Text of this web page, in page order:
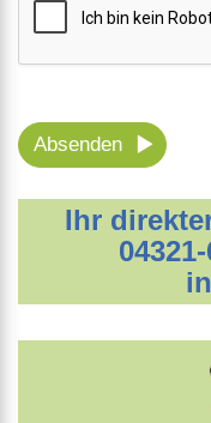
Absenden
Ihr